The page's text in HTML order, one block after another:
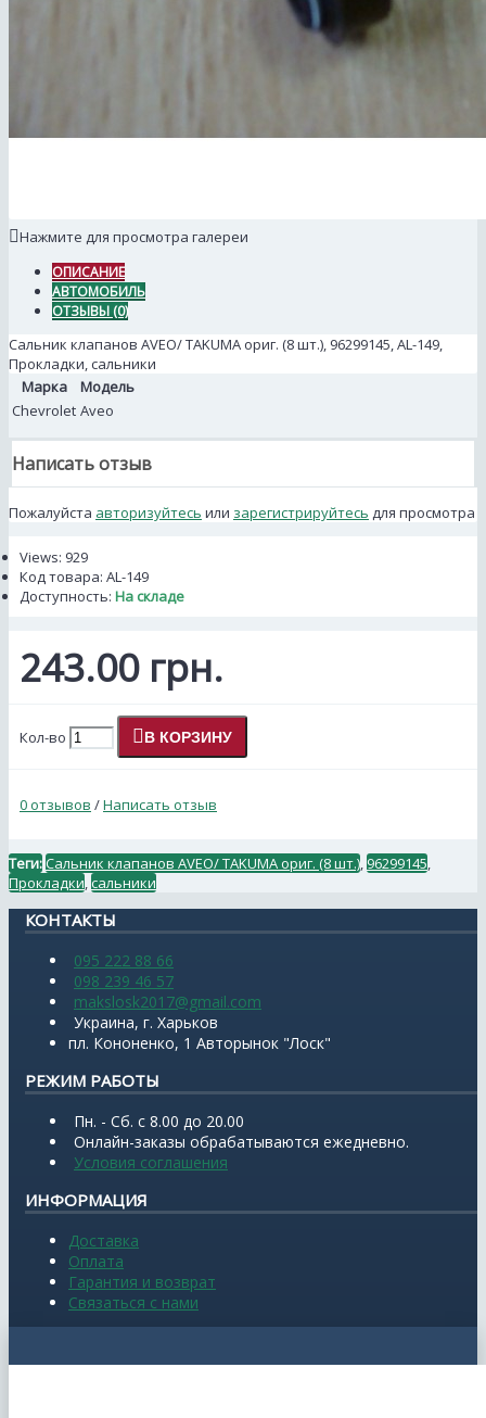
Нажмите для просмотра галереи
ОПИСАНИЕ
АВТОМОБИЛЬ
ОТЗЫВЫ (0)
Сальник клапанов AVEO/ TAKUMA ориг. (8 шт.), 96299145, AL-149,
Прокладки, сальники
Марка
Модель
Chevrolet Aveo
Написать отзыв
Пожалуйста авторизуйтесь или зарегистрируйтесь для просмотра
Views: 929
Код товара: AL-149
Доступность: На складе
243.00 грн.
Кол-во В КОРЗИНУ
0 отзывов /Написать отзыв
Теги:Сальник клапанов AVEO/ TAKUMA ориг. (8 шт.) 96299145
Прокладки сальники
КОНТАКТЫ
095 222 88 66
098 239 46 57
makslosk2017@gmail.com
Украина, г. Харьков
пл. Кононенко, 1 Авторынок "Лоск"
РЕЖИМ РАБОТЫ
Пн. - Сб. с 8.00 до 20.00
Онлайн-заказы обрабатываются ежедневно.
Условия соглашения
ИНФОРМАЦИЯ
Доставка
Оплата
Гарантия и возврат
Связаться с нами